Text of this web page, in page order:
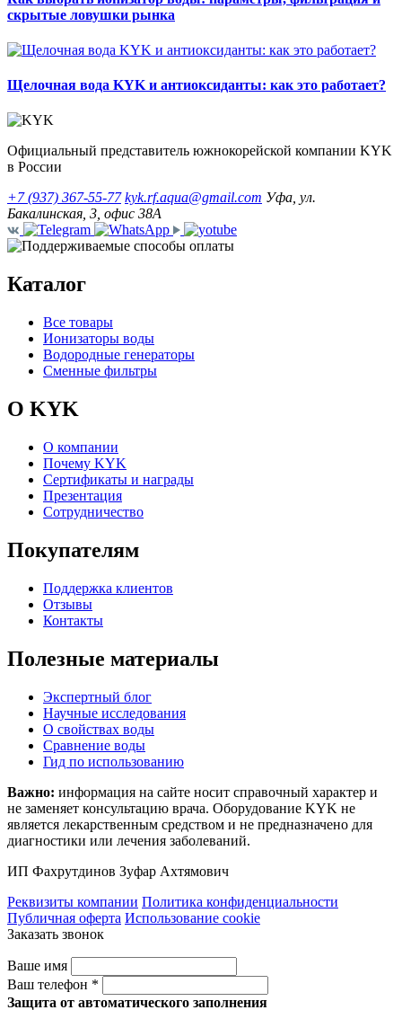
скрытые ловушки рынка
Щелочная вода KYK и антиоксиданты: как это работает?
Официальный представитель южнокорейской компании KYK
в России
+7 (937) 367-55-77 kyk.rf.aqua@gmail.com Уфа, ул.
Бакалинская, 3, офис 38А
Каталог
Все товары
Ионизаторы воды
Водородные генераторы
Сменные фильтры
О KYK
О компании
Почему KYK
Сертификаты и награды
Презентация
Сотрудничество
Покупателям
Поддержка клиентов
Отзывы
Контакты
Полезные материалы
Экспертный блог
Научные исследования
О свойствах воды
Сравнение воды
Гид по использованию
Важно: информация на сайте носит справочный характер и
не заменяет консультацию врача. Оборудование KYK не
является лекарственным средством и не предназначено для
диагностики или лечения заболеваний.
ИП Фахрутдинов Зуфар Ахтямович
Реквизиты компании Политика конфиденциальности
Публичная оферта Использование cookie
Заказать звонок
Ваше имя
Ваш телефон *
Защита от автоматического заполнения